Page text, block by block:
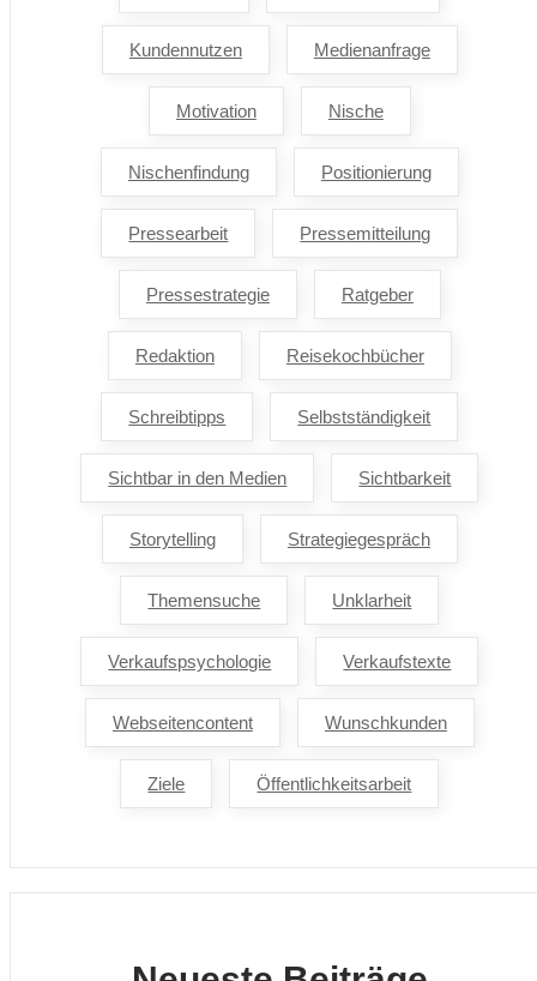
Kundennutzen Medienanfrage
Motivation Nische
Nischenfindung Positionierung
Pressearbeit Pressemitteilung
Pressestrategie Ratgeber
Redaktion Reisekochbücher
Schreibtipps Selbstständigkeit
Sichtbar in den Medien Sichtbarkeit
Storytelling Strategiegespräch
Themensuche Unklarheit
Verkaufspsychologie Verkaufstexte
Webseitencontent Wunschkunden
Ziele Öffentlichkeitsarbeit